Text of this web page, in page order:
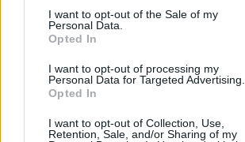
consent section.
I want to opt-out of the Sale of my
Personal Data.
Opted In
I want to opt-out of processing my
Personal Data for Targeted Advertising.
Opted In
I want to opt-out of Collection, Use,
Retention, Sale, and/or Sharing of my
Város-Teampannon Kereskedelmi és Szolgáltató Kft.
Újragondolják Lipótváros rejtett, zöld
Indulhat a Honvéd tér megújításának
klímatudatos gondolkodás és a helyi